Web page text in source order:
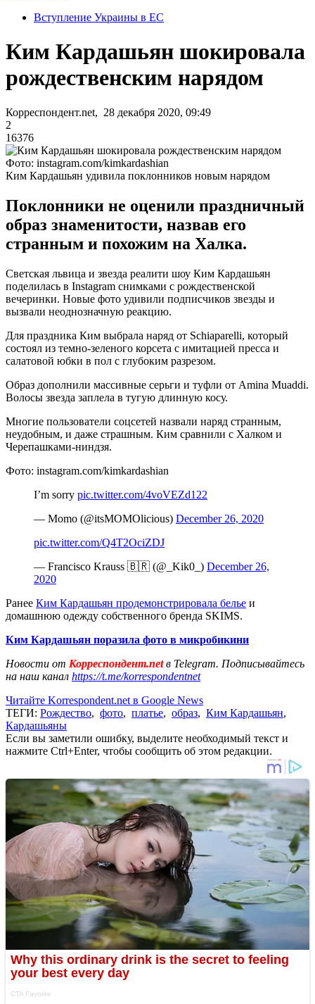
Вступление Украины в ЕС
Ким Кардашьян шокировала
рождественским нарядом
Корреспондент.net, 28 декабря 2020, 09:49
2
16376
Фото: instagram.com/kimkardashian
Ким Кардашьян удивила поклонников новым нарядом
Поклонники не оценили праздничный
образ знаменитости, назвав его
странным и похожим на Халка.
Светская львица и звезда реалити шоу Ким Кардашьян
поделилась в Instagram снимками с рождественской
вечеринки. Новые фото удивили подписчиков звезды и
вызвали неоднозначную реакцию.
Для праздника Ким выбрала наряд от Schiaparelli, который
состоял из темно-зеленого корсета с имитацией пресса и
салатовой юбки в пол с глубоким разрезом.
Образ дополнили массивные серьги и туфли от Amina Muaddi.
Волосы звезда заплела в тугую длинную косу.
Многие пользователи соцсетей назвали наряд странным,
неудобным, и даже страшным. Ким сравнили с Халком и
Черепашками-ниндзя.
Фото: instagram.com/kimkardashian
I’m sorry pic.twitter.com/4voVEZd122
— Momo (@itsMOMOlicious) December 26, 2020
pic.twitter.com/Q4T2OciZDJ
— Francisco Krauss 🇧🇷 (@_Kik0_) December 26,
2020
Ранее Ким Кардашьян продемонстрировала белье и
домашнюю одежду собственного бренда SKIMS.
Ким Кардашьян поразила фото в микробикини
Новости от Корреспондент.netв Telegram. Подписывайтесь
на наш канал https://t.me/korrespondentnet
Читайте Korrespondent.net в Google News
ТЕГИ: Рождество, фото, платье, образ, Ким Кардашьян,
Кардашьяны
Если вы заметили ошибку, выделите необходимый текст и
нажмите Ctrl+Enter, чтобы сообщить об этом редакции.